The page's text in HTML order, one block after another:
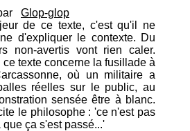
Glop-glop
de ce texte, c'est qu'il ne
d'expliquer le contexte. Du
non-avertis vont rien caler.
ce texte concerne la fusillade à
où un militaire a
réelles sur le public, au
sensée être à blanc.
le philosophe : 'ce n'est pas
ça s'est passé...'